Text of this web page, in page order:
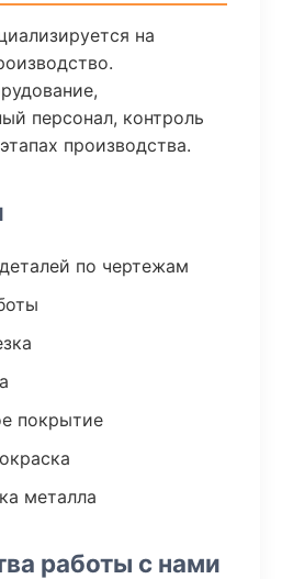
на
персонал, контроль
производства.
по чертежам
покрытие
металла
работы с нами